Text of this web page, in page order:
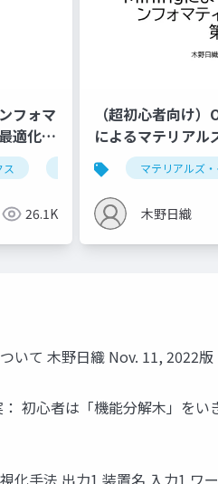
フォマ
適化、
データ解析学 ベイズ
26.1K
（超初心者向け
によるマテリアル
スハンズオン第二
マテリアルズ
木野日織
いて 木野日織 Nov. 11, 2022版
初心者は「機能分解木」を